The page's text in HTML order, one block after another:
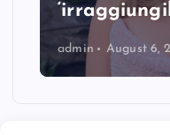
admin August 6,